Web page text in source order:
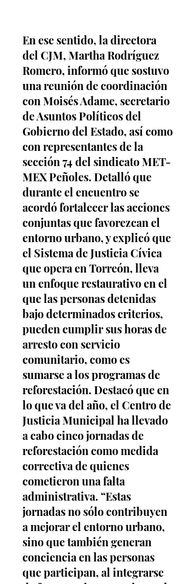
En ese sentido, la directora
del CJM, Martha Rodríguez
Romero, informó que sostuvo
una reunión de coordinación
con Moisés Adame, secretario
de Asuntos Políticos del
Gobierno del Estado, así como
con representantes de la
sección 74 del sindicato MET-
MEX Peñoles. Detalló que
durante el encuentro se
acordó fortalecer las acciones
conjuntas que favorezcan el
entorno urbano, y explicó que
el Sistema de Justicia Cívica
que opera en Torreón, lleva
un enfoque restaurativo en el
que las personas detenidas
bajo determinados criterios,
pueden cumplir sus horas de
arresto con servicio
comunitario, como es
sumarse a los programas de
reforestación. Destacó que en
lo que va del año, el Centro de
Justicia Municipal ha llevado
a cabo cinco jornadas de
reforestación como medida
correctiva de quienes
cometieron una falta
administrativa. “Estas
jornadas no sólo contribuyen
a mejorar el entorno urbano,
sino que también generan
conciencia en las personas
que participan, al integrarse